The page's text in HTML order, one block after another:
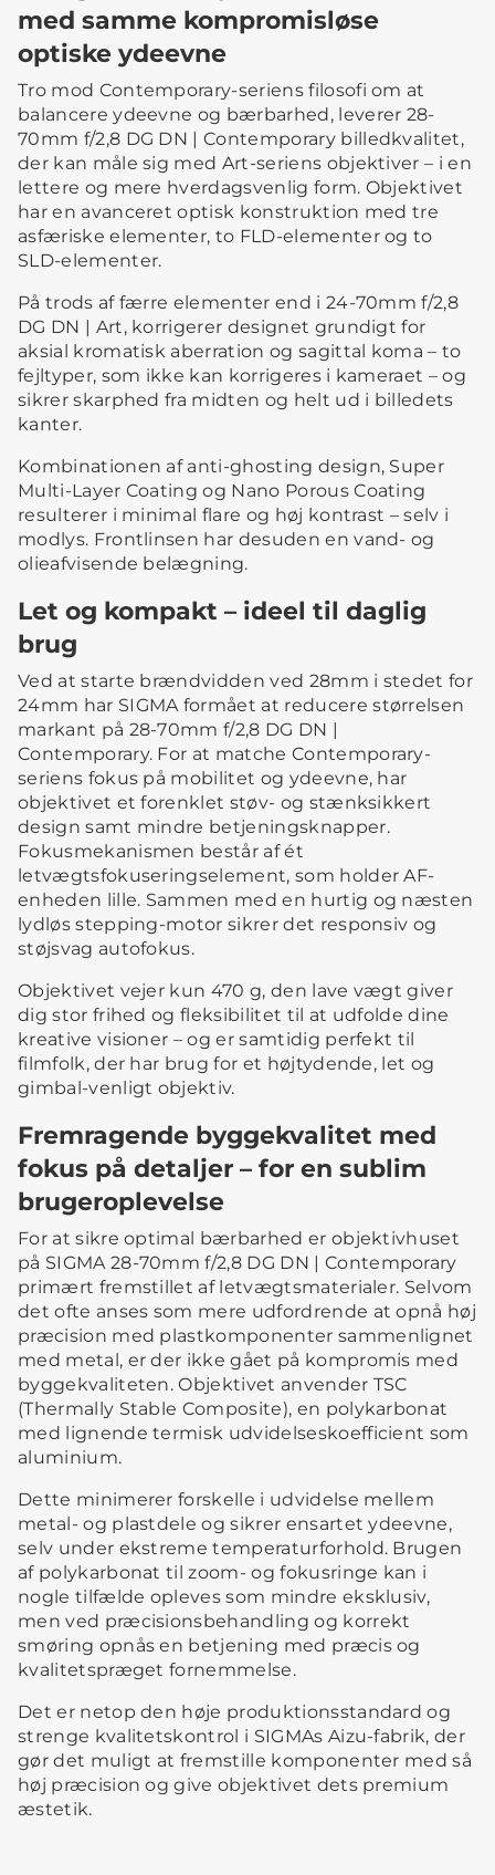
med samme kompromisløse
optiske ydeevne
Tro mod Contemporary-seriens filosofi om at
balancere ydeevne og bærbarhed, leverer 28-
70mm f/2,8 DG DN | Contemporary billedkvalitet,
der kan måle sig med Art-seriens objektiver – i en
lettere og mere hverdagsvenlig form. Objektivet
har en avanceret optisk konstruktion med tre
asfæriske elementer, to FLD-elementer og to
SLD-elementer.
På trods af færre elementer end i 24-70mm f/2,8
DG DN | Art, korrigerer designet grundigt for
aksial kromatisk aberration og sagittal koma – to
fejltyper, som ikke kan korrigeres i kameraet – og
sikrer skarphed fra midten og helt ud i billedets
kanter.
Kombinationen af anti-ghosting design, Super
Multi-Layer Coating og Nano Porous Coating
resulterer i minimal flare og høj kontrast – selv i
modlys. Frontlinsen har desuden en vand- og
olieafvisende belægning.
Let og kompakt – ideel til daglig
brug
Ved at starte brændvidden ved 28mm i stedet for
24mm har SIGMA formået at reducere størrelsen
markant på 28-70mm f/2,8 DG DN |
Contemporary. For at matche Contemporary-
seriens fokus på mobilitet og ydeevne, har
objektivet et forenklet støv- og stænksikkert
design samt mindre betjeningsknapper.
Fokusmekanismen består af ét
letvægtsfokuseringselement, som holder AF-
enheden lille. Sammen med en hurtig og næsten
lydløs stepping-motor sikrer det responsiv og
støjsvag autofokus.
Objektivet vejer kun 470 g, den lave vægt giver
dig stor frihed og fleksibilitet til at udfolde dine
kreative visioner – og er samtidig perfekt til
filmfolk, der har brug for et højtydende, let og
gimbal-venligt objektiv.
Fremragende byggekvalitet med
fokus på detaljer – for en sublim
brugeroplevelse
For at sikre optimal bærbarhed er objektivhuset
på SIGMA 28-70mm f/2,8 DG DN | Contemporary
primært fremstillet af letvægtsmaterialer. Selvom
det ofte anses som mere udfordrende at opnå høj
præcision med plastkomponenter sammenlignet
med metal, er der ikke gået på kompromis med
byggekvaliteten. Objektivet anvender TSC
(Thermally Stable Composite), en polykarbonat
med lignende termisk udvidelseskoefficient som
aluminium.
Dette minimerer forskelle i udvidelse mellem
metal- og plastdele og sikrer ensartet ydeevne,
selv under ekstreme temperaturforhold. Brugen
af polykarbonat til zoom- og fokusringe kan i
nogle tilfælde opleves som mindre eksklusiv,
men ved præcisionsbehandling og korrekt
smøring opnås en betjening med præcis og
kvalitetspræget fornemmelse.
Det er netop den høje produktionsstandard og
strenge kvalitetskontrol i SIGMAs Aizu-fabrik, der
gør det muligt at fremstille komponenter med så
høj præcision og give objektivet dets premium
æstetik.